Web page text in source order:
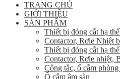
TRANG CHỦ
GIỚI THIỆU
SẢN PHẨM
Thiết bị đóng cắt hạ
Contactor, Rơle Nhiệt
Thiết bị đóng cắt hạ
Contactor, Rơle nhiệt,
Công tắc, ổ cắm
Ổ cắm âm sàn